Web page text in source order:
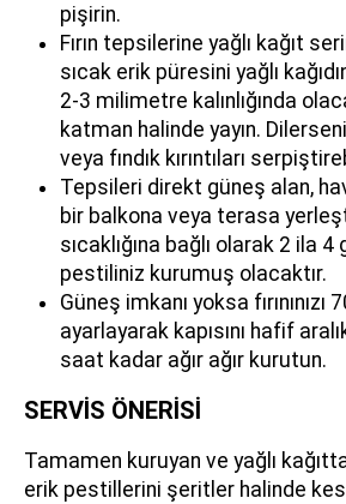
pişirin.
Fırın tepsilerine yağlı kağıt
sıcak erik püresini yağlı
2-3 milimetre kalınlığında
katman halinde yayın.
veya fındık kırıntıları
Tepsileri direkt güneş alan,
bir balkona veya terasa
sıcaklığına bağlı olarak 2 ila 4
pestiliniz kurumuş olacaktır.
Güneş imkanı yoksa fırınınızı
ayarlayarak kapısını hafif
saat kadar ağır ağır kurutun.
SERVİS ÖNERİSİ
Tamamen kuruyan ve yağlı
erik pestillerini şeritler halinde